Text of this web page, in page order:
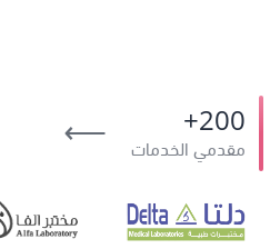
200+
مقدمي الخدمات ⟶